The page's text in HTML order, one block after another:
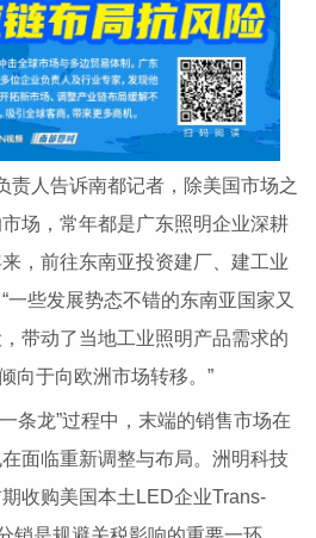
责人告诉南都记者，除美国市场之
场，常年都是广东照明企业深耕
，前往东南亚投资建厂、建工业
一些发展势态不错的东南亚国家又
带动了当地工业照明产品需求的
向于向欧洲市场转移。”
条龙”过程中，末端的销售市场在
面临重新调整与布局。洲明科技
收购美国本土LED企业Trans-